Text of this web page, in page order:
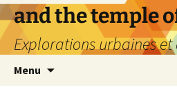
Aller
au
contenu
and the temple
Explorations urbaines
Menu